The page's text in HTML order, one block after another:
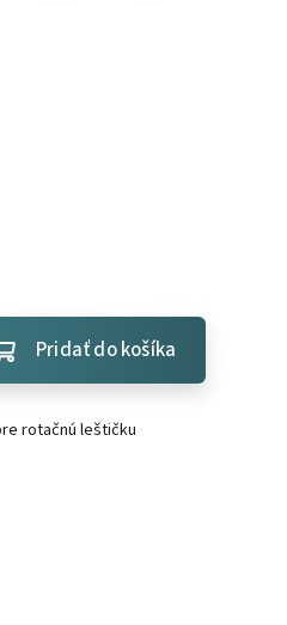
Pridať do košíka
rotačnú leštičku